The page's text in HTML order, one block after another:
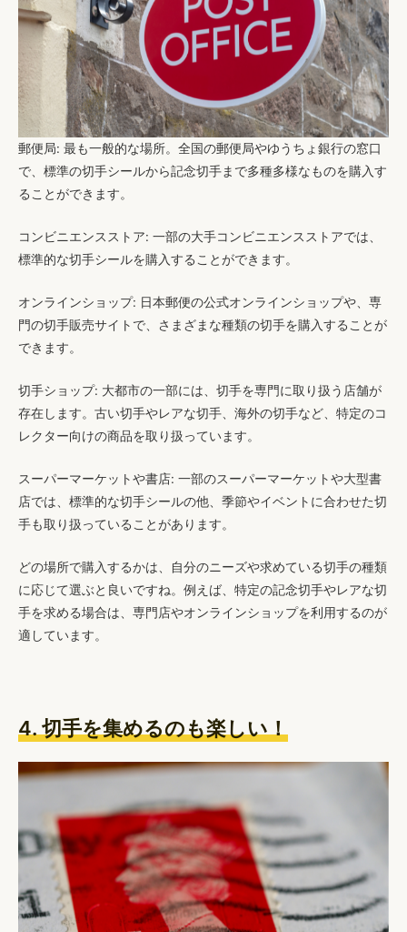
郵便局: 最も一般的な場所。全国の郵便局やゆうちょ銀行の窓口
で、標準の切手シールから記念切手まで多種多様なものを購入す
ることができます。
コンビニエンスストア: 一部の大手コンビニエンスストアでは、
標準的な切手シールを購入することができます。
オンラインショップ: 日本郵便の公式オンラインショップや、専
門の切手販売サイトで、さまざまな種類の切手を購入することが
できます。
切手ショップ: 大都市の一部には、切手を専門に取り扱う店舗が
存在します。古い切手やレアな切手、海外の切手など、特定のコ
レクター向けの商品を取り扱っています。
スーパーマーケットや書店: 一部のスーパーマーケットや大型書
店では、標準的な切手シールの他、季節やイベントに合わせた切
手も取り扱っていることがあります。
どの場所で購入するかは、自分のニーズや求めている切手の種類
に応じて選ぶと良いですね。例えば、特定の記念切手やレアな切
手を求める場合は、専門店やオンラインショップを利用するのが
適しています。
4. 切手を集めるのも楽しい！